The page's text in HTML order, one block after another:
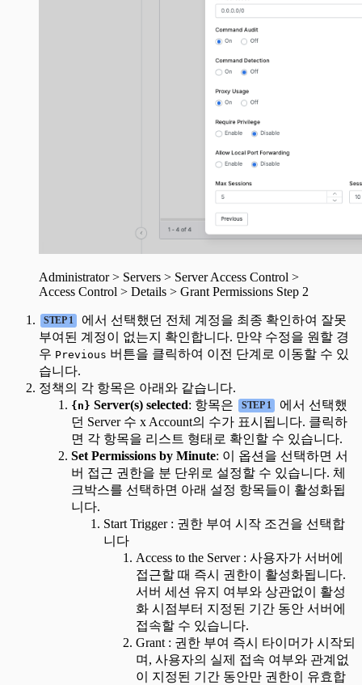
Administrator > Servers > Server Access Control >
Access Control > Details > Grant Permissions Step 2
STEP 1
에서 선택했던 전체 계정을 최종 확인하여 잘못
부여된 계정이 없는지 확인합니다. 만약 수정을 원할 경
우 Previous 버튼을 클릭하여 이전 단계로 이동할 수 있
습니다.
정책의 각 항목은 아래와 같습니다.
{n} Server(s) selected: 항목은 STEP 1
에서 선택했
던 Server 수 x Account의 수가 표시됩니다. 클릭하
면 각 항목을 리스트 형태로 확인할 수 있습니다.
Set Permissions by Minute: 이 옵션을 선택하면 서
버 접근 권한을 분 단위로 설정할 수 있습니다. 체
크박스를 선택하면 아래 설정 항목들이 활성화됩
니다.
Start Trigger : 권한 부여 시작 조건을 선택합
니다
Access to the Server : 사용자가 서버에
접근할 때 즉시 권한이 활성화됩니다.
서버 세션 유지 여부와 상관없이 활성
화 시점부터 지정된 기간 동안 서버에
접속할 수 있습니다.
Grant : 권한 부여 즉시 타이머가 시작되
며, 사용자의 실제 접속 여부와 관계없
이 지정된 기간 동안만 권한이 유효합